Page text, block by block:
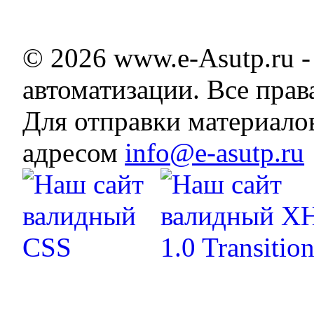
© 2026 www.e-Asutp.ru
автоматизации. Все
Для отправки
адресом info@e-asutp.ru